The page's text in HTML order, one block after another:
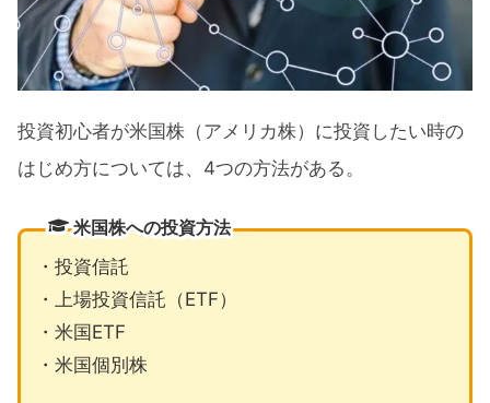
投資初心者が米国株（アメリカ株）に投資したい時の
はじめ方については、4つの方法がある。
米国株への投資方法
・投資信託
・上場投資信託（ETF）
・米国ETF
・米国個別株